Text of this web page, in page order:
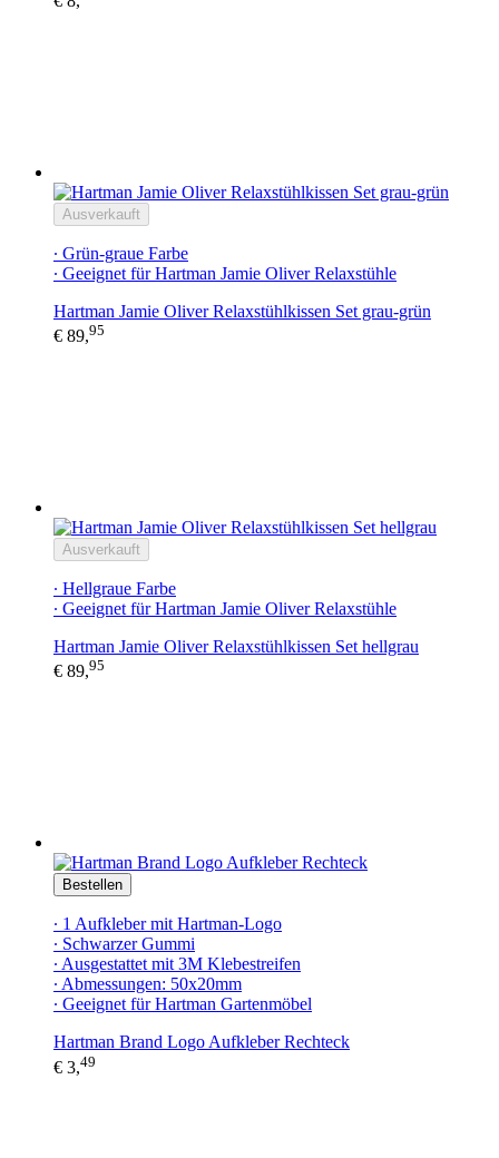
Ausverkauft
∙ Grün-graue Farbe
∙ Geeignet für Hartman Jamie Oliver Relaxstühle
Hartman Jamie Oliver Relaxstühlkissen Set grau-grün
€ 89,95
Ausverkauft
∙ Hellgraue Farbe
∙ Geeignet für Hartman Jamie Oliver Relaxstühle
Hartman Jamie Oliver Relaxstühlkissen Set hellgrau
€ 89,95
Bestellen
∙ 1 Aufkleber mit Hartman-Logo
∙ Schwarzer Gummi
∙ Ausgestattet mit 3M Klebestreifen
∙ Abmessungen: 50x20mm
∙ Geeignet für Hartman Gartenmöbel
Hartman Brand Logo Aufkleber Rechteck
€ 3,49